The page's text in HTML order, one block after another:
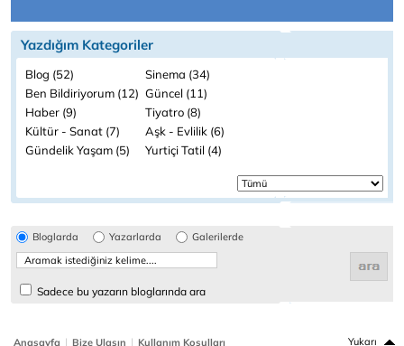
Yazdığım Kategoriler
Blog (52)
Sinema (34)
Ben Bildiriyorum (12) Güncel (11)
Haber (9)
Tiyatro (8)
Kültür - Sanat (7)
Aşk - Evlilik (6)
Gündelik Yaşam (5)
Yurtiçi Tatil (4)
Bloglarda Yazarlarda Galerilerde
Sadece bu yazarın bloglarında ara
Anasayfa | Bize Ulaşın | Kullanım Koşulları Yukarı